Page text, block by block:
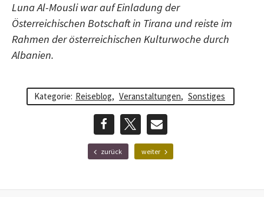
Luna Al-Mousli war auf Einladung der
Österreichischen Botschaft in Tirana und reiste im
Rahmen der österreichischen Kulturwoche durch
Albanien.
Kategorie: Reiseblog, Veranstaltungen, Sonstiges
teilen E-
zurück
r
weiter
N
ä